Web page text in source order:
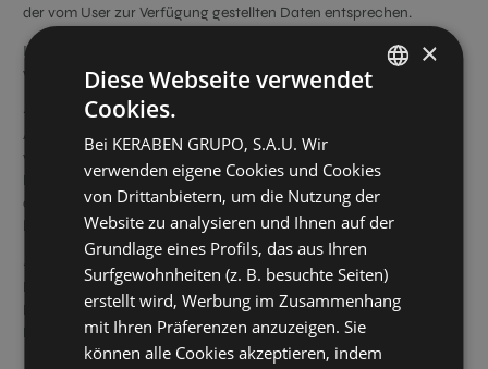
der vom User zur Verfügung gestellten Daten entsprechen.
In folgenden konkreten Fällen werden personenbezogene Daten
während weiterer Fristen bearbeitet:
· Durchführung statistischer Untersuchungen: die
Aufbewahrungsfrist muss in einem angemessenen Verhältnis zum
verfolgten Ziel stehen, wobei das Recht auf Datenschutz und die
Einführung geeigneter und spezifischer Maßnahmen zum Schutz
der Interessen und Grundrechte des Users gebührend zu
berücksichtigen sind.
· Auswahlverfahren: Die Daten werden aufbewahrt, solange der
Kandidat nicht von seinem Recht auf Löschung Gebrauch macht.
Die Höchstfrist für die Aufbewahrung von Informationen über
Lebensläufe seitens unseres Unternehmens beträgt drei (3) Jahre.
FRENCH
×
Diese Webseite verwendet
Cookies.
Bei KERABEN GRUPO, S.A.U. Wir
verwenden eigene Cookies und Cookies
von Drittanbietern, um die Nutzung der
Website zu analysieren und Ihnen auf der
Grundlage eines Profils, das aus Ihren
Surfgewohnheiten (z. B. besuchte Seiten)
erstellt wird, Werbung im Zusammenhang
mit Ihren Präferenzen anzuzeigen. Sie
können alle Cookies akzeptieren, indem